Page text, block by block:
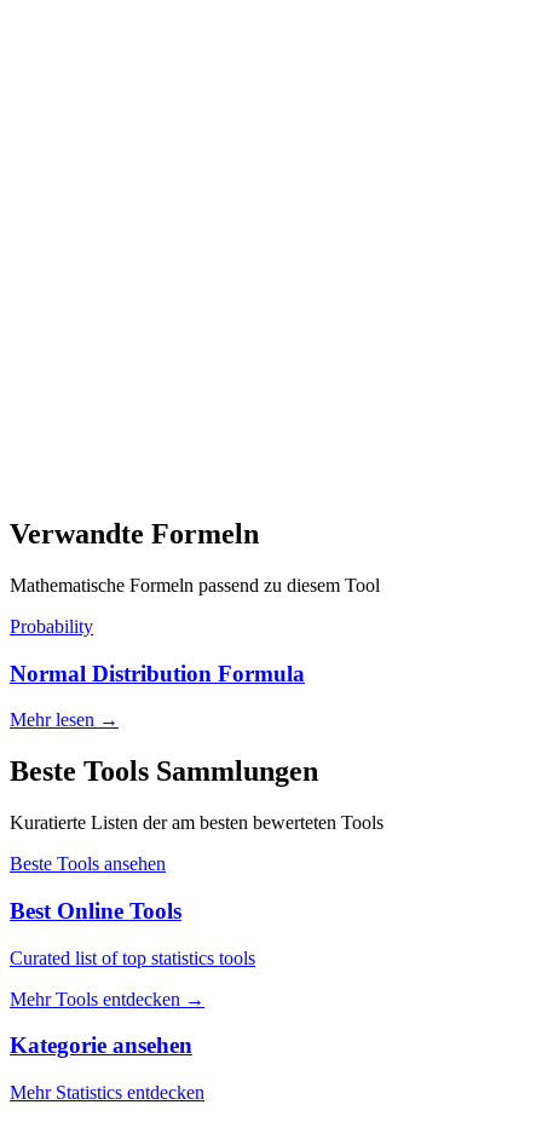
Verwandte Formeln
Mathematische Formeln passend zu diesem Tool
Probability
Normal Distribution Formula
Mehr lesen →
Beste Tools Sammlungen
Kuratierte Listen der am besten bewerteten Tools
Beste Tools ansehen
Best Online Tools
Curated list of top statistics tools
Mehr Tools entdecken →
Kategorie ansehen
Mehr Statistics entdecken